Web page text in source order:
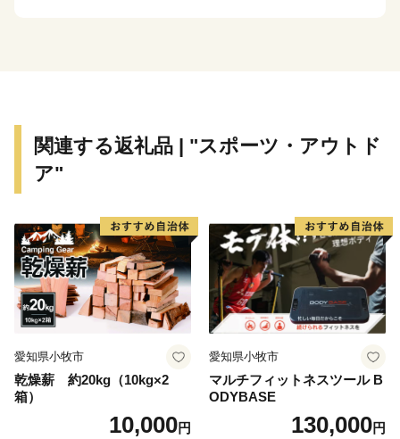
関連する返礼品 | "スポーツ・アウトド
ア"
愛知県小牧市
乾燥薪 約20kg（10kg×2
箱）
10,000円
愛知県小牧市
マルチフィットネスツール B
ODYBASE
130,000円